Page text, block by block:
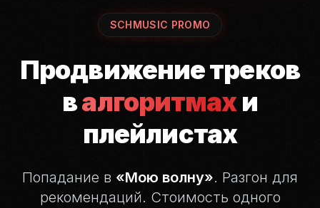
SCHMUSIC PROMO
Продвижение треков
валгоритмахи
плейлистах
Попадание в «Мою волну». Разгон для
рекомендаций. Стоимость одного